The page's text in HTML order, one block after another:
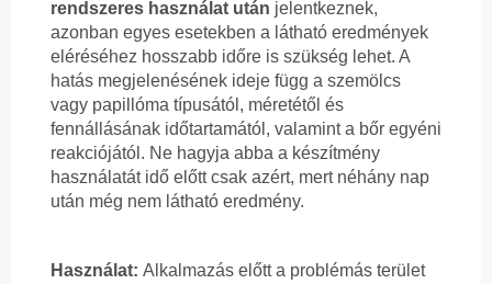
rendszeres használat után jelentkeznek,
azonban egyes esetekben a látható eredmények
eléréséhez hosszabb időre is szükség lehet. A
hatás megjelenésének ideje függ a szemölcs
vagy papillóma típusától, méretétől és
fennállásának időtartamától, valamint a bőr egyéni
reakciójától. Ne hagyja abba a készítmény
használatát idő előtt csak azért, mert néhány nap
után még nem látható eredmény.
Használat: Alkalmazás előtt a problémás terület